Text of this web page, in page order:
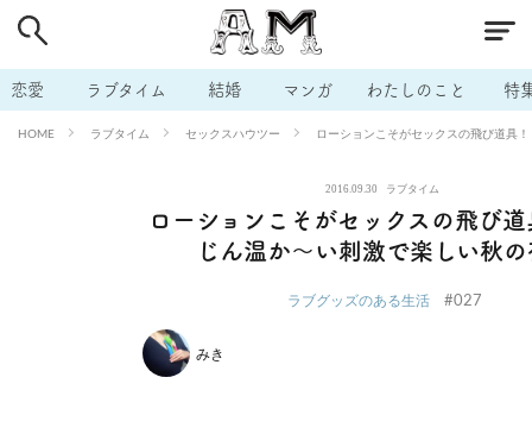
恋愛 ラブタイム 結婚 マンガ わたしのこと 特
HOME ラブタイム セックスハウツー ローションこそがセックスの飛び道具
2016.09.30 ラブタイム
ローションこそがセックスの飛び
じん温か～い刺激で楽しい秋
ラブグッズのある生活 #027
みき
# 男の本音 # セフレ # 不倫
# 出会う方法 # マッチングアプリ # ラブグッズ # 体の相